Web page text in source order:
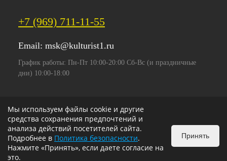
+7 (969) 711-11-55
Email: msk@kulturist1.ru
График работы: Пн-Пт 10:00-20:00 Сб-Вс (и праздничные
дни) 10:00-18:00
Мы используем файлы cookie и другие
средства сохранения предпочтений и
анализа действий посетителей сайта.
Подробнее в Политика безопасности.
Нажмите «Принять», если даете согласие на
это.
Принять